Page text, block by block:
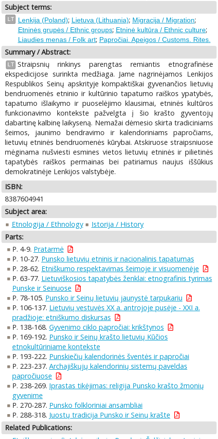
Subject terms:
LT Lenkija (Poland); Lietuva (Lithuania); Migracija / Migration;
Etninės grupės / Ethnic groups; Etninė kultūra / Ethnic culture;
Liaudies menas / Folk art; Papročiai. Apeigos / Customs. Rites.
Summary / Abstract:
LT Straipsnių rinkinys parengtas remiantis etnografinėse
ekspedicijose surinkta medžiaga. Jame nagrinėjamos Lenkijos
Respublikos Seinų apskrityje kompaktiškai gyvenančios lietuvių
bendruomenės etninio ir kultūrinio tapatumo raiškos ypatybės,
tapatumo išlaikymo ir puoselėjimo klausimai, etninės kultūros
funkcionavimo kontekste pažvelgta į šio krašto gyventojų
dabartinę kalbinę laikyseną. Nemažai dėmesio skirta tradiciniams
šeimos, jaunimo bendravimo ir kalendoriniams papročiams,
lietuvių etninės bendruomenės kūrybai. Atskiruose straipsniuose
mėginama nušviesti esmines vietos lietuvių etninės ir pilietinės
tapatybės raiškos permainas bei patiriamus naujus iššūkius
demokratinėje Lenkijos valstybėje.
ISBN:
8387604941
Subject area:
Etnologija / Ethnology
Istorija / History
Parts:
P. 4-9. Pratarmė
P. 10-27. Punsko lietuvių etninis ir nacionalinis tapatumas
P. 28-62. Etniškumo respektavimas šeimoje ir visuomenėje
P. 63-77. Lietuviškosios tapatybės ženklai: etnografinis tyrimas
Punske ir Seinuose
P. 78-105. Punsko ir Seinų lietuvių jaunystė tarpukariu
P. 106-137. Lietuvių vestuvės XX a. antrojoje pusėje - XXI a.
pradžioje: etniškumo diskursas
P. 138-168. Gyvenimo ciklo papročiai: krikštynos
P. 169-192. Punsko ir Seinų krašto lietuvių Kūčios
etnokultūriniame kontekste
P. 193-222. Punskiečių kalendorinės šventės ir papročiai
P. 223-237. Archajiškųjų kalendorinių sistemų paveldas
papročiuose
P. 238-269. Įprastas tikėjimas: religija Punsko krašto žmonių
gyvenime
P. 270-287. Punsko folkloriniai ansambliai
P. 288-318. Juostų tradicija Punsko ir Seinų krašte
Related Publications: